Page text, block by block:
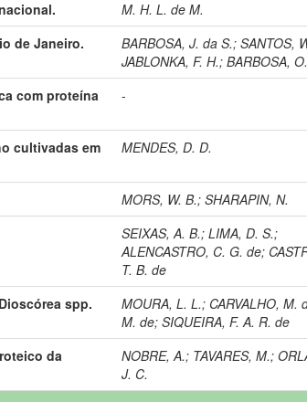
M. H. L. de M.
de Janeiro. BARBOSA, J. da S.;SANTOS,
JABLONKA, F. H.;BARBOSA,
com proteína
-
cultivadas em
MENDES, D. D.
MORS, W. B.;SHARAPIN, N.
SEIXAS, A. B.;LIMA, D. S.;
ALENCASTRO, C. G. de;
T. B. de
spp. MOURA, L. L.; CARVALHO, M.
M. de;SIQUEIRA, F. A. R. de
da
NOBRE, A.; TAVARES, M.;
J. C.